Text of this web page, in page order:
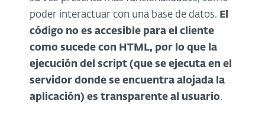
poder interactuar con una base de datos. El
código no es accesible para el cliente
como sucede con HTML, por lo que la
ejecución del script (que se ejecuta en el
servidor donde se encuentra alojada la
aplicación) es transparente al usuario.